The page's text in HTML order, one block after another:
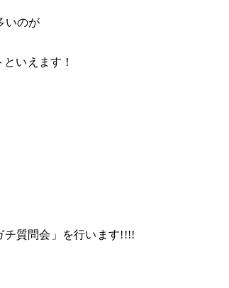
いのが
いえます！
チ質問会」を行います!!!!